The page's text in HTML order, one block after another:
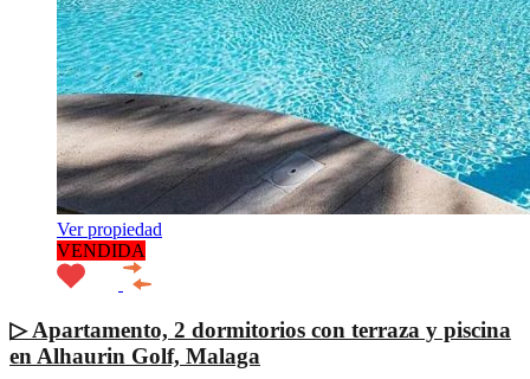
Ver propiedad
VENDIDA
▷ Apartamento, 2 dormitorios con terraza y piscina
en Alhaurin Golf, Malaga